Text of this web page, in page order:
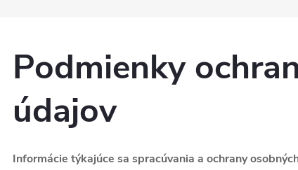
Podmienky
údajov
Informácie týkajúce sa spracúvania a ochrany